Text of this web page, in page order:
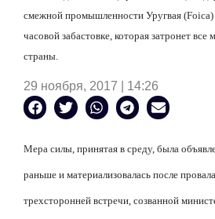
смежной промышленности Уругвая (Foica)
часовой забастовке, которая затронет
страны.
29 ноября, 2017 | 14:26
Мера силы, принятая в среду, была
раньше и материализовалась после
трехсторонней встречи, созванной